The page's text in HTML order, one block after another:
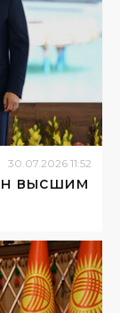
30.07.2026 11:52
высшим